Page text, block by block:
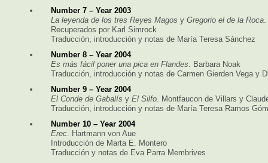
Number 7 – Year 2003
La leyenda de los tres Reyes Magos y Gregorio el de la Roca.
Recuperados por Karl Simrock
Traducción, introducción y notas de María Teresa Sánchez
Number 8 – Year 2004
Es más fácil poner una pica en Flandes. Barbara Noak
Traducción, introducción y notas de Carmen Gierden Vega y
Number 9 – Year 2004
El Conde de Gabalís y El Silfo. Montfaucon de Villars y
Traducción, introducción y notas de María Teresa Ramos
Number 10 – Year 2004
Erec. Hartmann von Aue
Introducción de Marta E. Montero
Traducción y notas de Eva Parra Membrives